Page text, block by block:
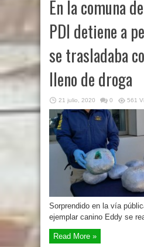
En la comuna
PDI detiene a
se trasladaba
lleno de droga
21 julio, 2020 0 561
Sorprendido en la vía
ejemplar canino Eddy se
Read More »